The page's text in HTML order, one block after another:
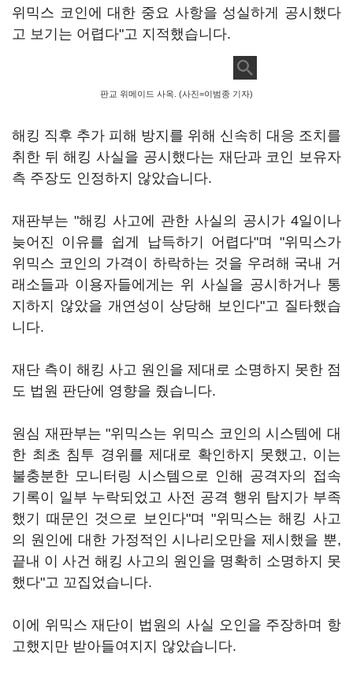
위믹스 코인에 대한 중요 사항을 성실하게 공시했다
고 보기는 어렵다"고 지적했습니다.
판교 위메이드 사옥. (사진=이범종 기자)
해킹 직후 추가 피해 방지를 위해 신속히 대응 조치를
취한 뒤 해킹 사실을 공시했다는 재단과 코인 보유자
측 주장도 인정하지 않았습니다.
재판부는 "해킹 사고에 관한 사실의 공시가 4일이나
늦어진 이유를 쉽게 납득하기 어렵다"며 "위믹스가
위믹스 코인의 가격이 하락하는 것을 우려해 국내 거
래소들과 이용자들에게는 위 사실을 공시하거나 통
지하지 않았을 개연성이 상당해 보인다"고 질타했습
니다.
재단 측이 해킹 사고 원인을 제대로 소명하지 못한 점
도 법원 판단에 영향을 줬습니다.
원심 재판부는 "위믹스는 위믹스 코인의 시스템에 대
한 최초 침투 경위를 제대로 확인하지 못했고, 이는
불충분한 모니터링 시스템으로 인해 공격자의 접속
기록이 일부 누락되었고 사전 공격 행위 탐지가 부족
했기 때문인 것으로 보인다"며 "위믹스는 해킹 사고
의 원인에 대한 가정적인 시나리오만을 제시했을 뿐,
끝내 이 사건 해킹 사고의 원인을 명확히 소명하지 못
했다"고 꼬집었습니다.
이에 위믹스 재단이 법원의 사실 오인을 주장하며 항
고했지만 받아들여지지 않았습니다.